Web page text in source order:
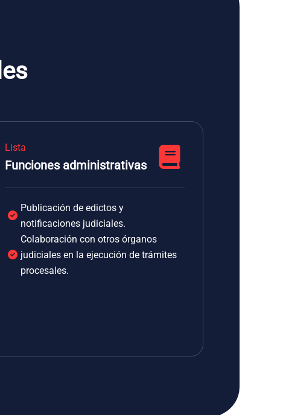
Lista
Funciones administrativas
Publicación de edictos y
notificaciones judiciales.
Colaboración con otros órganos
judiciales en la ejecución de trámites
procesales.